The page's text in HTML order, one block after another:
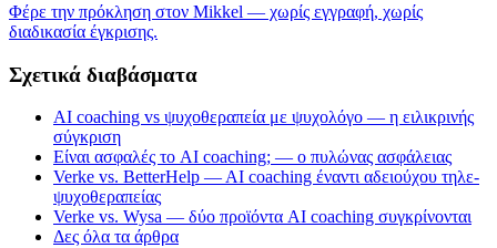
Φέρε την πρόκληση στον Mikkel — χωρίς εγγραφή, χωρίς
διαδικασία έγκρισης.
Σχετικά διαβάσματα
AI coaching vs ψυχοθεραπεία με ψυχολόγο — η ειλικρινής
σύγκριση
Είναι ασφαλές το AI coaching; — ο πυλώνας ασφάλειας
Verke vs. BetterHelp — AI coaching έναντι αδειούχου τηλε-
ψυχοθεραπείας
Verke vs. Wysa — δύο προϊόντα AI coaching συγκρίνονται
Δες όλα τα άρθρα